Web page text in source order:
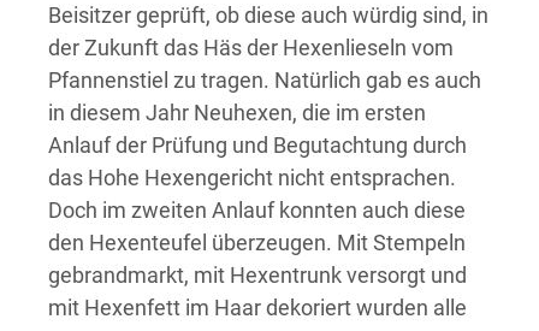
Beisitzer geprüft, ob diese auch würdig sind, in
der Zukunft das Häs der Hexenlieseln vom
Pfannenstiel zu tragen. Natürlich gab es auch
in diesem Jahr Neuhexen, die im ersten
Anlauf der Prüfung und Begutachtung durch
das Hohe Hexengericht nicht entsprachen.
Doch im zweiten Anlauf konnten auch diese
den Hexenteufel überzeugen. Mit Stempeln
gebrandmarkt, mit Hexentrunk versorgt und
mit Hexenfett im Haar dekoriert wurden alle